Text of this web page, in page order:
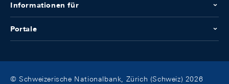
Informationen für
Portale
© Schweizerische Nationalbank, Zürich (Schweiz) 2026